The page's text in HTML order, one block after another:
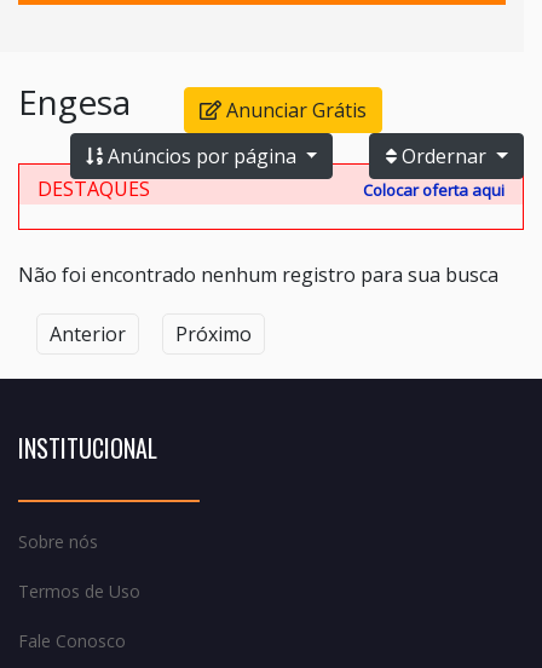
Engesa
Anunciar Grátis
Ordernar
Anúncios por página
DESTAQUES
Colocar oferta aqui
Não foi encontrado nenhum registro para sua busca
Anterior Próximo
INSTITUCIONAL
Sobre nós
Termos de Uso
Fale Conosco